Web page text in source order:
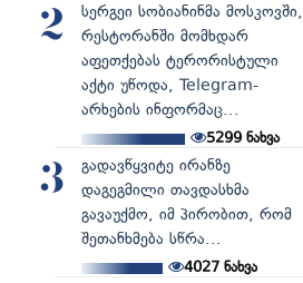
2
სერგეი სობიანინმა მოსკოვში,
რესტორანში მომხდარ
აფეთქებას ტერორისტული
აქტი უწოდა, Telegram-
არხების ინფორმაც...
5299 ნახვა
3
გადავწყვიტე ირანზე
დაგეგმილი თავდასხმა
გავაუქმო, იმ პირობით, რომ
შეთანხმება სწრა...
4027ნახვა